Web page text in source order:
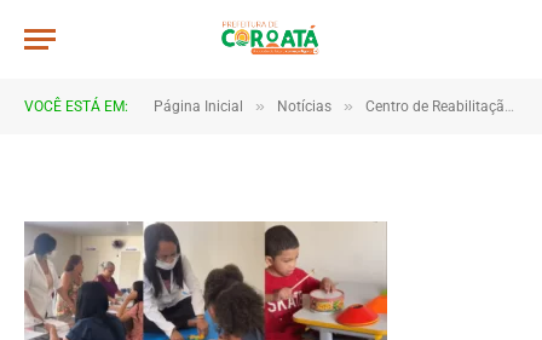
VOCÊ ESTÁ EM: Página Inicial » Notícias » Centro de Reabilitação de Coroatá funciona a todo vapor com equipe multidisciplinar
CRC-min